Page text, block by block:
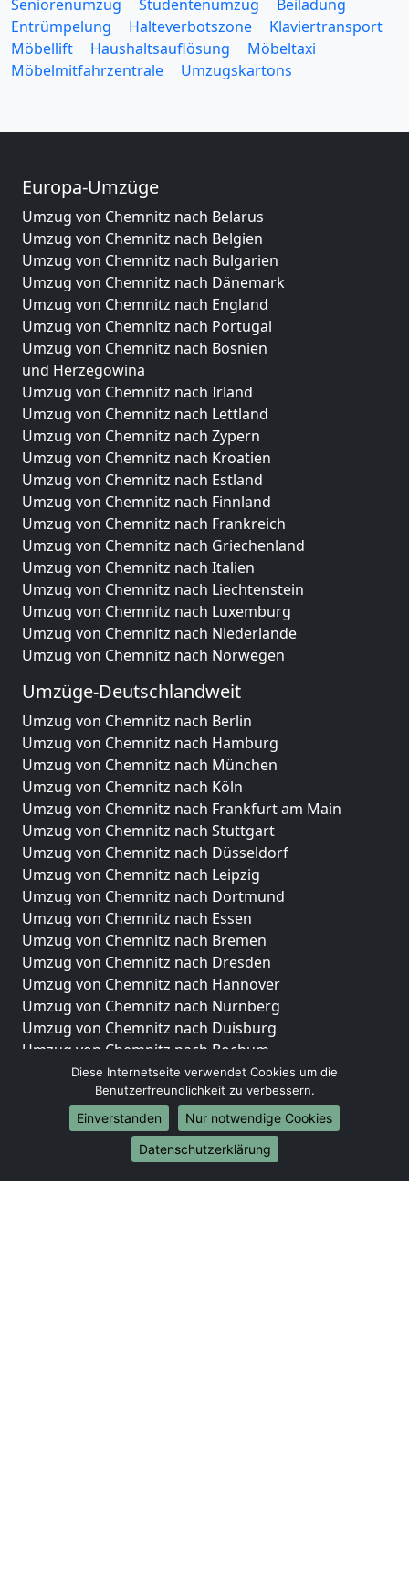
Seniorenumzug
Studentenumzug
Beiladung
Entrümpelung
Halteverbotszone
Klaviertransport
Möbellift
Haushaltsauflösung
Möbeltaxi
Möbelmitfahrzentrale
Umzugskartons
Europa-Umzüge
Umzug von Chemnitz nach Belarus
Umzug von Chemnitz nach Belgien
Umzug von Chemnitz nach Bulgarien
Umzug von Chemnitz nach Dänemark
Umzug von Chemnitz nach England
Umzug von Chemnitz nach Portugal
Umzug von Chemnitz nach Bosnien
und Herzegowina
Umzug von Chemnitz nach Irland
Umzug von Chemnitz nach Lettland
Umzug von Chemnitz nach Zypern
Umzug von Chemnitz nach Kroatien
Umzug von Chemnitz nach Estland
Umzug von Chemnitz nach Finnland
Umzug von Chemnitz nach Frankreich
Umzug von Chemnitz nach Griechenland
Umzug von Chemnitz nach Italien
Umzug von Chemnitz nach Liechtenstein
Umzug von Chemnitz nach Luxemburg
Umzug von Chemnitz nach Niederlande
Umzug von Chemnitz nach Norwegen
Umzüge-Deutschlandweit
Umzug von Chemnitz nach Berlin
Umzug von Chemnitz nach Hamburg
Umzug von Chemnitz nach München
Umzug von Chemnitz nach Köln
Umzug von Chemnitz nach Frankfurt am Main
Umzug von Chemnitz nach Stuttgart
Umzug von Chemnitz nach Düsseldorf
Umzug von Chemnitz nach Leipzig
Umzug von Chemnitz nach Dortmund
Umzug von Chemnitz nach Essen
Umzug von Chemnitz nach Bremen
Umzug von Chemnitz nach Dresden
Umzug von Chemnitz nach Hannover
Umzug von Chemnitz nach Nürnberg
Umzug von Chemnitz nach Duisburg
Umzug von Chemnitz nach Bochum
Umzug von Chemnitz nach Wuppertal
Umzug von Chemnitz nach Bielefeld
Umzug von Chemnitz nach Bonn
Umzug von Chemnitz nach Münster
Diese Internetseite verwendet Cookies um die
Benutzerfreundlichkeit zu verbessern.
Einverstanden
Nur notwendige Cookies
Datenschutzerklärung